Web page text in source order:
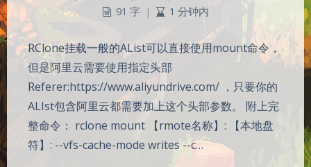
夜间模式
Sans Serif
91 字
| 1 分钟内
RClone挂载一般的AList可以直接使用mount命令，
但是阿里云需要使用指定头部
Referer:https://www.aliyundrive.com/ ，只要你的
ALIst包含阿里云都需要加上这个头部参数。 附上完
整命令： rclone mount 【rmote名称】: 【本地盘
符】: --vfs-cache-mode writes --c…